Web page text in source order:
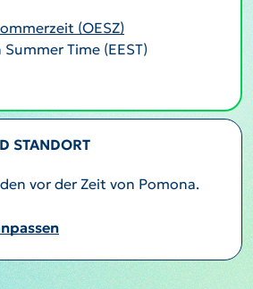
(OESZ)
Time (EEST)
STANDORT
vor der Zeit von Pomona.